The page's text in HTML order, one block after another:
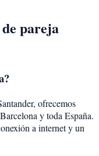
pareja
?
ofrecemos
Barcelona y toda España.
a internet y un